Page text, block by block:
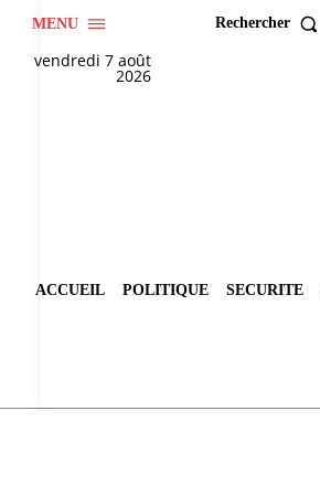
MENU Rechercher
vendredi 7 août
2026
ACCUEIL POLITIQUE SECURITE